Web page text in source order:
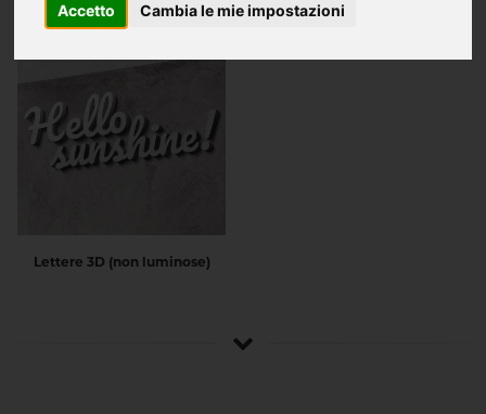
Accetto Cambia le mie impostazioni
Lettere 3D (non luminose)